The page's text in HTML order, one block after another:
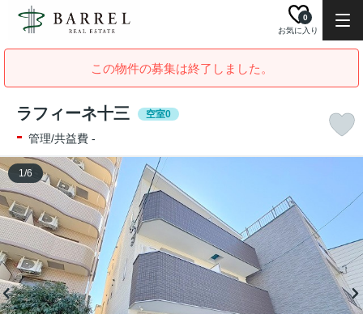
お気に入り
0
この物件の募集は終了しました。
ラフィーネ十三 空室0
- 管理/共益費 -
1/6